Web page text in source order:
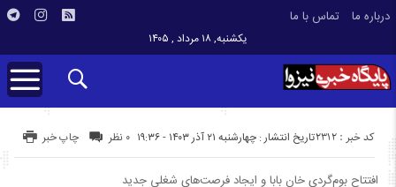
درباره ما تماس با ما
یکشنبه, ۱۸ مرداد , ۱۴۰۵
تاریخ انتشار : چهارشنبه ۲۱ آذر ۱۴۰۳ - ۱۹:۳۶ کد خبر : 2312 چاپ خبر ۰ نظر
افتتاح بوم‌گردی خان بابا و ایجاد فرصت‌های شغلی جدید